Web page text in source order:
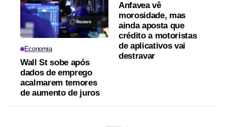
Economia
Wall St sobe após
dados de emprego
acalmarem temores
de aumento de juros
Anfavea vê
morosidade, mas
ainda aposta que
crédito a motoristas
de aplicativos vai
destravar